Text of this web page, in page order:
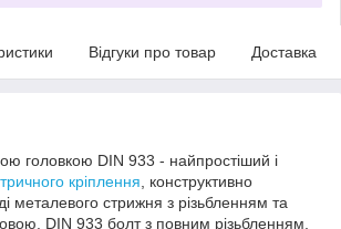
Відгуки про товар Доставка
головкою DIN 933 - найпростіший і
кріплення , конструктивно
металевого стрижня з різьбленням та
DIN 933 болт з повним різьбленням,